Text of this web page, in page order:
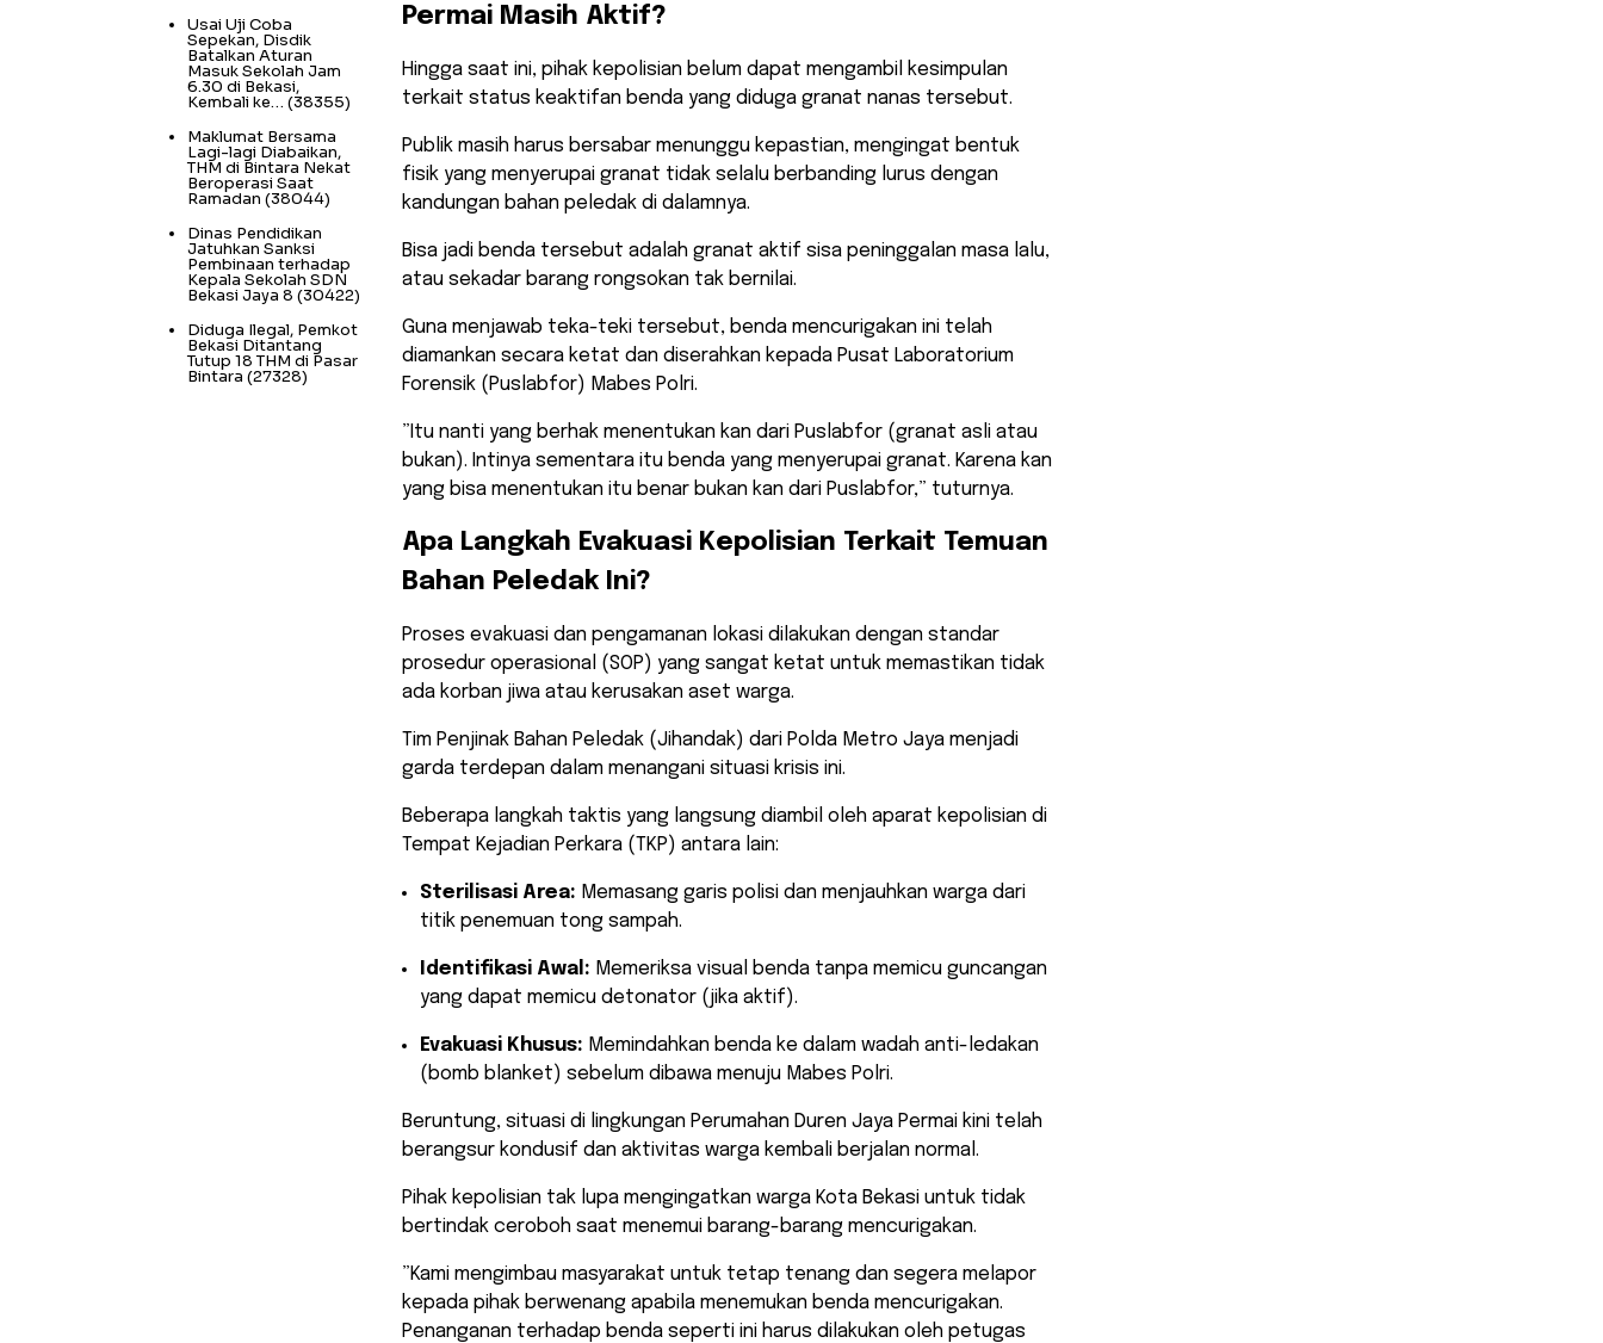
Permai Masih Aktif?
​Hingga saat ini, pihak kepolisian belum dapat mengambil kesimpulan
terkait status keaktifan benda yang diduga granat nanas tersebut.
Publik masih harus bersabar menunggu kepastian, mengingat bentuk
fisik yang menyerupai granat tidak selalu berbanding lurus dengan
kandungan bahan peledak di dalamnya.
Bisa jadi benda tersebut adalah granat aktif sisa peninggalan masa lalu,
atau sekadar barang rongsokan tak bernilai.
​Guna menjawab teka-teki tersebut, benda mencurigakan ini telah
diamankan secara ketat dan diserahkan kepada Pusat Laboratorium
Forensik (Puslabfor) Mabes Polri.
​”Itu nanti yang berhak menentukan kan dari Puslabfor (granat asli atau
bukan). Intinya sementara itu benda yang menyerupai granat. Karena kan
yang bisa menentukan itu benar bukan kan dari Puslabfor,” tuturnya.
​Apa Langkah Evakuasi Kepolisian Terkait Temuan
Bahan Peledak Ini?
​Proses evakuasi dan pengamanan lokasi dilakukan dengan standar
prosedur operasional (SOP) yang sangat ketat untuk memastikan tidak
ada korban jiwa atau kerusakan aset warga.
Tim Penjinak Bahan Peledak (Jihandak) dari Polda Metro Jaya menjadi
garda terdepan dalam menangani situasi krisis ini.
​Beberapa langkah taktis yang langsung diambil oleh aparat kepolisian di
Tempat Kejadian Perkara (TKP) antara lain:
Sterilisasi Area: Memasang garis polisi dan menjauhkan warga dari
titik penemuan tong sampah.
Identifikasi Awal: Memeriksa visual benda tanpa memicu guncangan
yang dapat memicu detonator (jika aktif).
Evakuasi Khusus: Memindahkan benda ke dalam wadah anti-ledakan
(bomb blanket) sebelum dibawa menuju Mabes Polri.
​Beruntung, situasi di lingkungan Perumahan Duren Jaya Permai kini telah
berangsur kondusif dan aktivitas warga kembali berjalan normal.
Pihak kepolisian tak lupa mengingatkan warga Kota Bekasi untuk tidak
bertindak ceroboh saat menemui barang-barang mencurigakan.
​”Kami mengimbau masyarakat untuk tetap tenang dan segera melapor
kepada pihak berwenang apabila menemukan benda mencurigakan.
Penanganan terhadap benda seperti ini harus dilakukan oleh petugas
Usai Uji Coba
Sepekan, Disdik
Batalkan Aturan
Masuk Sekolah Jam
6.30 di Bekasi,
Kembali ke… (38355)
Maklumat Bersama
Lagi-lagi Diabaikan,
THM di Bintara Nekat
Beroperasi Saat
Ramadan (38044)
Dinas Pendidikan
Jatuhkan Sanksi
Pembinaan terhadap
Kepala Sekolah SDN
Bekasi Jaya 8 (30422)
Diduga Ilegal, Pemkot
Bekasi Ditantang
Tutup 18 THM di Pasar
Bintara (27328)